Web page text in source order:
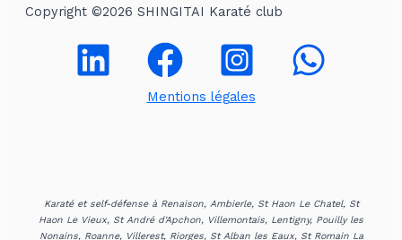
Copyright ©2026 SHINGITAI Karaté club
Mentions légales
Karaté et self-défense à Renaison, Ambierle, St Haon Le Chatel, St
Haon Le Vieux, St André d'Apchon, Villemontais, Lentigny, Pouilly les
Nonains, Roanne, Villerest, Riorges, St Alban les Eaux, St Romain La